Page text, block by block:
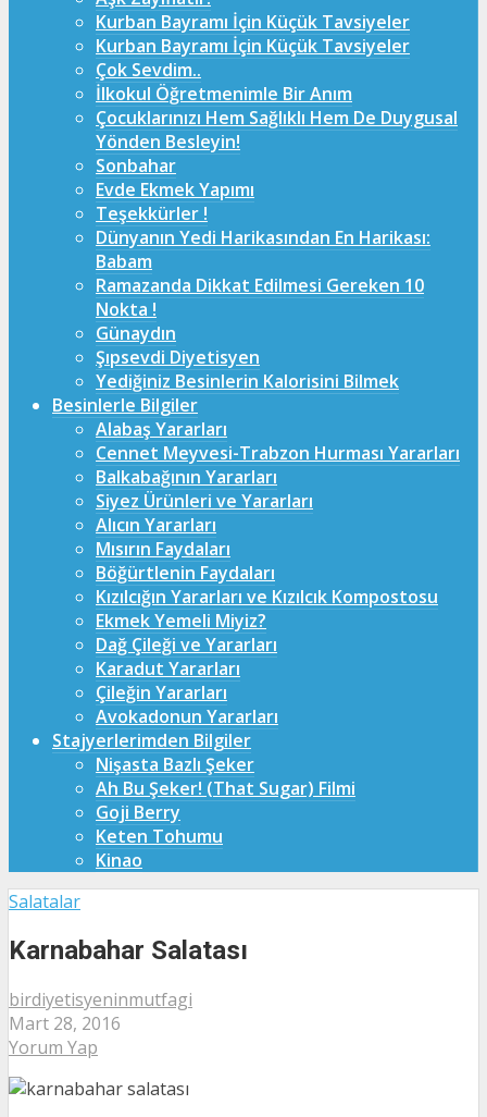
Kurban Bayramı İçin Küçük Tavsiyeler
Kurban Bayramı İçin Küçük Tavsiyeler
Çok Sevdim..
İlkokul Öğretmenimle Bir Anım
Çocuklarınızı Hem Sağlıklı Hem De Duygusal
Yönden Besleyin!
Sonbahar
Evde Ekmek Yapımı
Teşekkürler !
Dünyanın Yedi Harikasından En Harikası:
Babam
Ramazanda Dikkat Edilmesi Gereken 10
Nokta !
Günaydın
Şıpsevdi Diyetisyen
Yediğiniz Besinlerin Kalorisini Bilmek
Besinlerle Bilgiler
Alabaş Yararları
Cennet Meyvesi-Trabzon Hurması Yararları
Balkabağının Yararları
Siyez Ürünleri ve Yararları
Alıcın Yararları
Mısırın Faydaları
Böğürtlenin Faydaları
Kızılcığın Yararları ve Kızılcık Kompostosu
Ekmek Yemeli Miyiz?
Dağ Çileği ve Yararları
Karadut Yararları
Çileğin Yararları
Avokadonun Yararları
Stajyerlerimden Bilgiler
Nişasta Bazlı Şeker
Ah Bu Şeker! (That Sugar) Filmi
Goji Berry
Keten Tohumu
Kinao
Salatalar
Karnabahar Salatası
birdiyetisyeninmutfagi
Mart 28, 2016
Yorum Yap